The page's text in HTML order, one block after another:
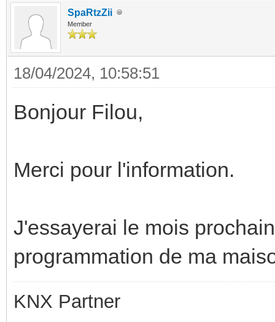
SpaRtzZii
Member
18/04/2024, 10:58:51
Bonjour Filou,
Merci pour l'information.
J'essayerai le mois
programmation de ma
KNX Partner